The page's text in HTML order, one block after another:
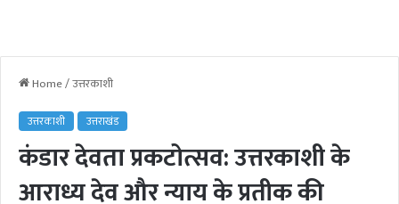
Home/उत्तरकाशी
उत्तरकाशी उत्तराखंड
कंडार देवता प्रकटोत्सव: उत्तरकाशी के
आराध्य देव और न्याय के प्रतीक की